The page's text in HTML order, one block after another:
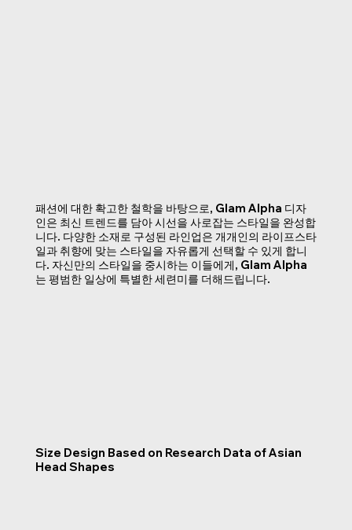
패션에 대한 확고한 철학을 바탕으로, Glam Alpha 디자
인은 최신 트렌드를 담아 시선을 사로잡는 스타일을 완성합
니다. 다양한 소재로 구성된 라인업은 개개인의 라이프스타
일과 취향에 맞는 스타일을 자유롭게 선택할 수 있게 합니
다. 자신만의 스타일을 중시하는 이들에게, Glam Alpha
는 평범한 일상에 특별한 세련미를 더해드립니다.
Size Design Based on Research Data of Asian
Head Shapes